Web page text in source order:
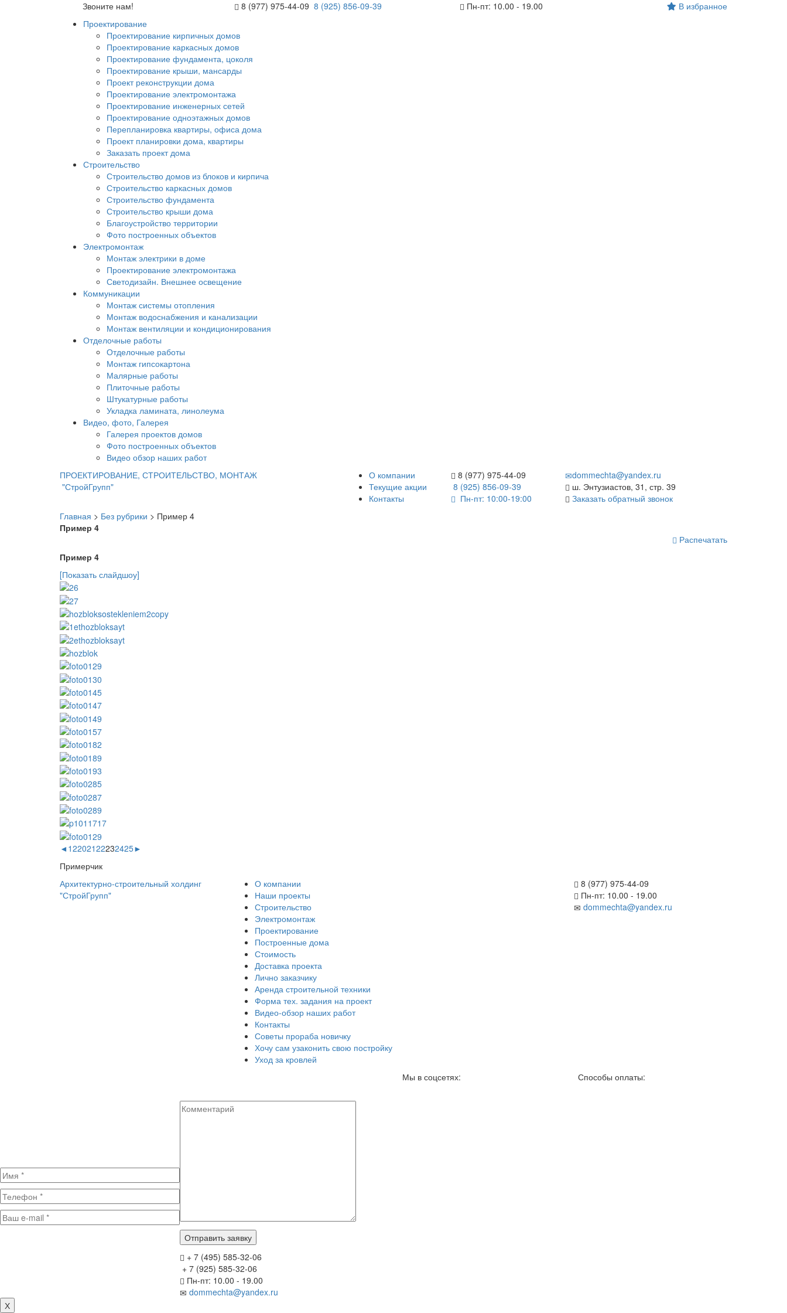
Звоните нам! 8 (977) 975-44-09 8 (925) 856-09-39 Пн-пт: 10.00 - 19.00
В избранное
Проектирование
Проектирование кирпичных домов
Проектирование каркасных домов
Проектирование фундамента, цоколя
Проектирование крыши, мансарды
Проект реконструкции дома
Проектирование электромонтажа
Проектирование инженерных сетей
Проектирование одноэтажных домов
Перепланировка квартиры, офиса дома
Проект планировки дома, квартиры
Заказать проект дома
Строительство
Строительство домов из блоков и кирпича
Строительство каркасных домов
Строительство фундамента
Строительство крыши дома
Благоустройство территории
Фото построенных объектов
Электромонтаж
Монтаж электрики в доме
Проектирование электромонтажа
Светодизайн. Внешнее освещение
Коммуникации
Монтаж системы отопления
Монтаж водоснабжения и канализации
Монтаж вентиляции и кондиционирования
Отделочные работы
Отделочные работы
Монтаж гипсокартона
Малярные работы
Плиточные работы
Штукатурные работы
Укладка ламината, линолеума
Видео, фото, Галерея
Галерея проектов домов
Фото построенных объектов
Видео обзор наших работ
ПРОЕКТИРОВАНИЕ, СТРОИТЕЛЬСТВО, МОНТАЖ
"СтройГрупп"
О компании
Текущие акции
Контакты
8 (977) 975-44-09
8 (925) 856-09-39
Пн-пт: 10:00-19:00
dommechta@yandex.ru
ш. Энтузиастов, 31, стр. 39
Заказать обратный звонок
Главная > Без рубрики > Пример 4
Пример 4
Распечатать
Пример 4
[Показать слайдшоу]
◄ 12202122232425►
Примерчик
Архитектурно-строительный холдинг
"СтройГрупп"
О компании
Наши проекты
Строительство
Электромонтаж
Проектирование
Построенные дома
Стоимость
Доставка проекта
Лично заказчику
Аренда строительной техники
Форма тех. задания на проект
Видео-обзор наших работ
Контакты
Советы прораба новичку
Хочу сам узаконить свою постройку
Уход за кровлей
8 (977) 975-44-09
Пн-пт: 10.00 - 19.00
dommechta@yandex.ru
Мы в соцсетях: Способы оплаты:
+ 7 (495) 585-32-06
+ 7 (925) 585-32-06
Пн-пт: 10.00 - 19.00
dommechta@yandex.ru
Х